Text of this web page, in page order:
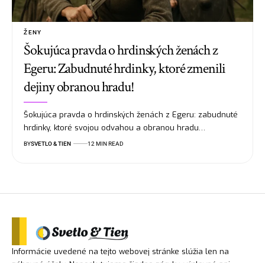
ŽENY
Šokujúca pravda o hrdinských ženách z
Egeru: Zabudnuté hrdinky, ktoré zmenili
dejiny obranou hradu!
Šokujúca pravda o hrdinských ženách z Egeru: zabudnuté
hrdinky, ktoré svojou odvahou a obranou hradu…
BYSVETLO & TIEN 12 MIN READ
Informácie uvedené na tejto webovej stránke slúžia len na